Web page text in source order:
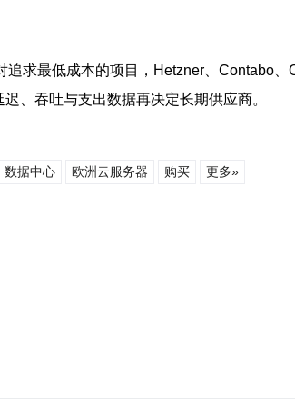
求最低成本的项目，Hetzner、Contabo
、吞吐与支出数据再决定长期供应商。
数据中心 欧洲云服务器 购买 更多»